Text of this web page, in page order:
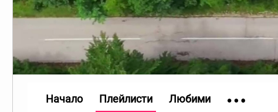
Начало Плейлисти Любими